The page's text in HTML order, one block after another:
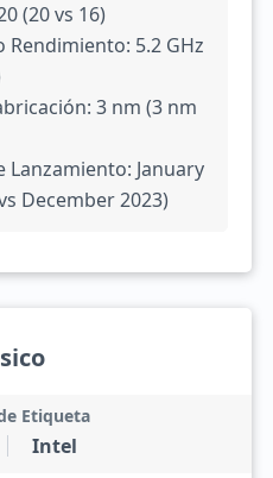
(20 vs 16)
Rendimiento: 5.2 GHz
3 nm (3 nm
Lanzamiento: January
December 2023)
Etiqueta
Intel